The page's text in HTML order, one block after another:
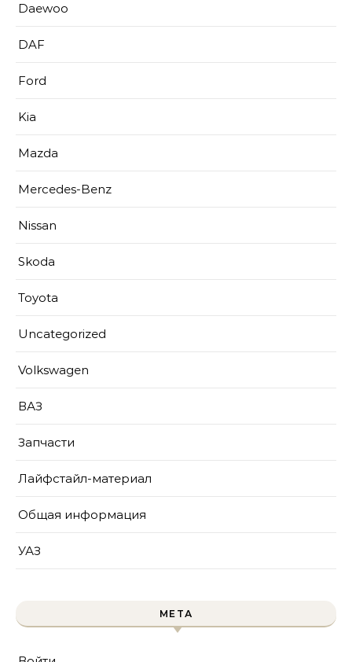
Daewoo
DAF
Ford
Kia
Mazda
Mercedes-Benz
Nissan
Skoda
Toyota
Uncategorized
Volkswagen
ВАЗ
Запчасти
Лайфстайл-материал
Общая информация
УАЗ
МЕТА